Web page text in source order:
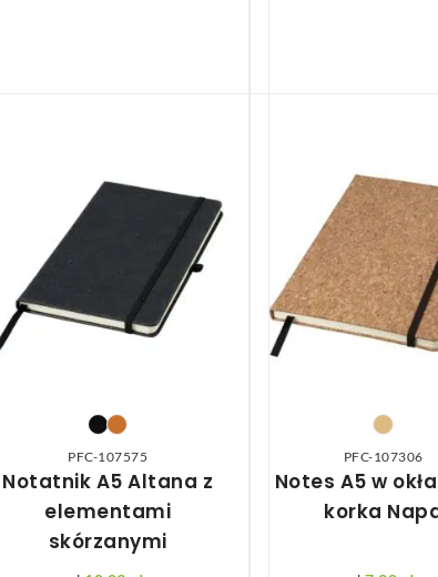
PFC-107575
Notatnik A5 Altana z
elementami
skórzanymi
PFC-107306
Notes A5 w
korka